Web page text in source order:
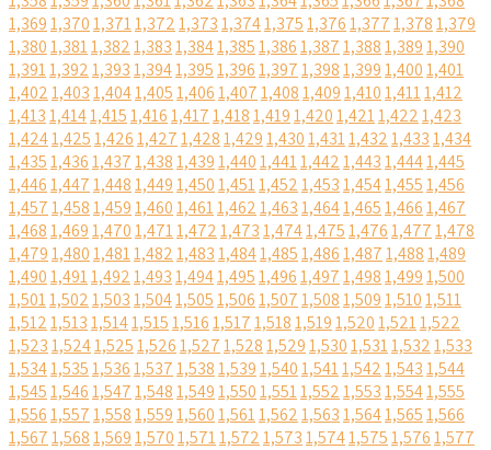
1,3691,3701,3711,3721,3731,3741,3751,3761,3771,3781,379
1,3801,3811,3821,3831,3841,3851,3861,3871,3881,3891,390
1,3911,3921,3931,3941,3951,3961,3971,3981,3991,4001,401
1,4021,4031,4041,4051,4061,4071,4081,4091,4101,4111,412
1,4131,4141,4151,4161,4171,4181,4191,4201,4211,4221,423
1,4241,4251,4261,4271,4281,4291,4301,4311,4321,4331,434
1,4351,4361,4371,4381,4391,4401,4411,4421,4431,4441,445
1,4461,4471,4481,4491,4501,4511,4521,4531,4541,4551,456
1,4571,4581,4591,4601,4611,4621,4631,4641,4651,4661,467
1,4681,4691,4701,4711,4721,4731,4741,4751,4761,4771,478
1,4791,4801,4811,4821,4831,4841,4851,4861,4871,4881,489
1,4901,4911,4921,4931,4941,4951,4961,4971,4981,4991,500
1,5011,5021,5031,5041,5051,5061,5071,5081,5091,5101,511
1,5121,5131,5141,5151,5161,5171,5181,5191,5201,5211,522
1,5231,5241,5251,5261,5271,5281,5291,5301,5311,5321,533
1,5341,5351,5361,5371,5381,5391,5401,5411,5421,5431,544
1,5451,5461,5471,5481,5491,5501,5511,5521,5531,5541,555
1,5561,5571,5581,5591,5601,5611,5621,5631,5641,5651,566
1,5671,5681,5691,5701,5711,5721,5731,5741,5751,5761,577